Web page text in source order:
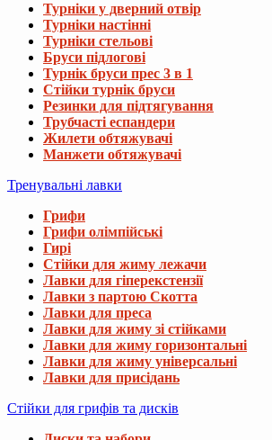
Турніки у дверний отвір
Турніки настінні
Турніки стельові
Бруси підлогові
Турнік бруси прес 3 в 1
Стійки турнік бруси
Резинки для підтягування
Трубчасті еспандери
Жилети обтяжувачі
Манжети обтяжувачі
Тренувальні лавки
Грифи
Грифи олімпійські
Гирі
Стійки для жиму лежачи
Лавки для гіперекстензії
Лавки з партою Скотта
Лавки для преса
Лавки для жиму зі стійками
Лавки для жиму горизонтальні
Лавки для жиму універсальні
Лавки для присідань
Стійки для грифів та дисків